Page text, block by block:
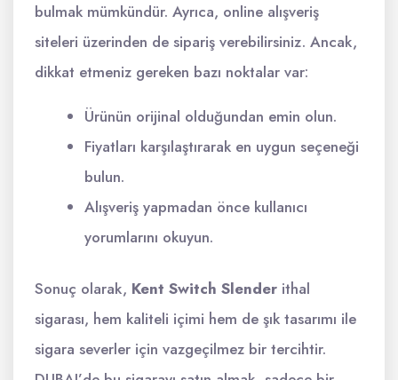
bulmak mümkündür. Ayrıca, online alışveriş
siteleri üzerinden de sipariş verebilirsiniz. Ancak,
dikkat etmeniz gereken bazı noktalar var:
Ürünün orijinal olduğundan emin olun.
Fiyatları karşılaştırarak en uygun seçeneği
bulun.
Alışveriş yapmadan önce kullanıcı
yorumlarını okuyun.
Sonuç olarak, Kent Switch Slender ithal
sigarası, hem kaliteli içimi hem de şık tasarımı ile
sigara severler için vazgeçilmez bir tercihtir.